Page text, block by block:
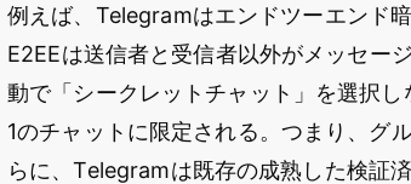
例えば、Telegramはエンドツーエンド
E2EEは送信者と受信者以外がメッセー
動で「シークレットチャット」を選択
1のチャットに限定される。つまり、グ
らに、Telegramは既存の成熟した検証